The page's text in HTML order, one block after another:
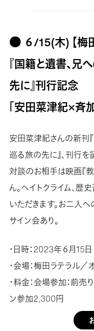
● ６/15(木) 【梅田
『国籍と遺書、兄
先に』刊行記念
「安田菜津紀×斉
安田菜津紀さんの新刊
巡る旅の先に』、刊行を
対談のお相手は映画『
ん。ヘイトクライム、歴
いただきます。お二人
サイン会あり。
・日時：2023年６月15
・会場：梅田ラテラル／
・料金：会場参加：前
ン参加2,300円